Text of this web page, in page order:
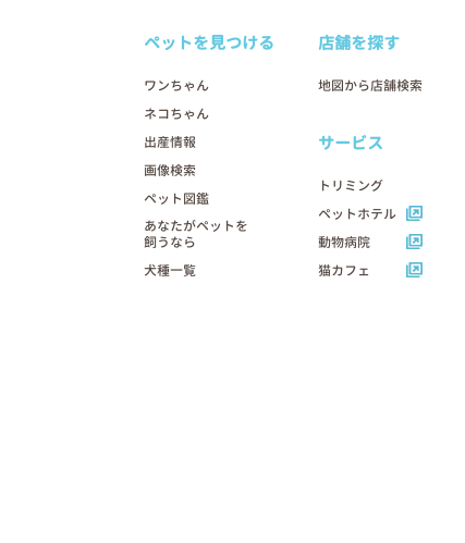
ペットを見つける
ワンちゃん
ネコちゃん
出産情報
画像検索
ペット図鑑
あなたがペットを
飼うなら
犬種一覧
店舗を探す
地図から店舗検索
サービス
トリミング
ペットホテル
動物病院
猫カフェ